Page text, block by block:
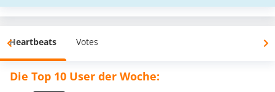
Heartbeats Votes
Die Top 10 User der Woche: